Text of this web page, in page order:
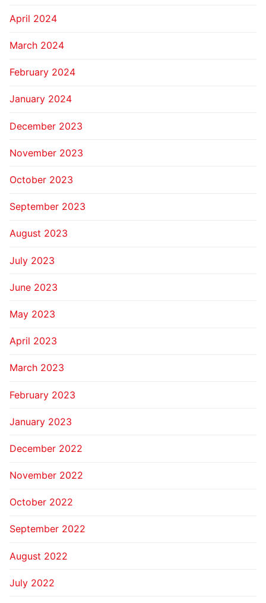
April 2024
March 2024
February 2024
January 2024
December 2023
November 2023
October 2023
September 2023
August 2023
July 2023
June 2023
May 2023
April 2023
March 2023
February 2023
January 2023
December 2022
November 2022
October 2022
September 2022
August 2022
July 2022